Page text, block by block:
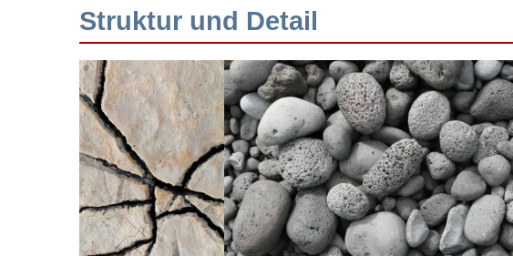
Struktur und Detail